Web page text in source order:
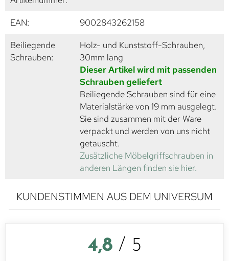
EAN:
9002843262158
Beiliegende
Schrauben:
Holz- und Kunststoff-Schrauben,
30mm lang
Dieser Artikel wird mit passenden
Schrauben geliefert
Beiliegende Schrauben sind für eine
Materialstärke von 19 mm ausgelegt.
Sie sind zusammen mit der Ware
verpackt und werden von uns nicht
getauscht.
Zusätzliche Möbelgriffschrauben in
anderen Längen finden sie hier.
KUNDENSTIMMEN AUS DEM UNIVERSUM
4,8 / 5